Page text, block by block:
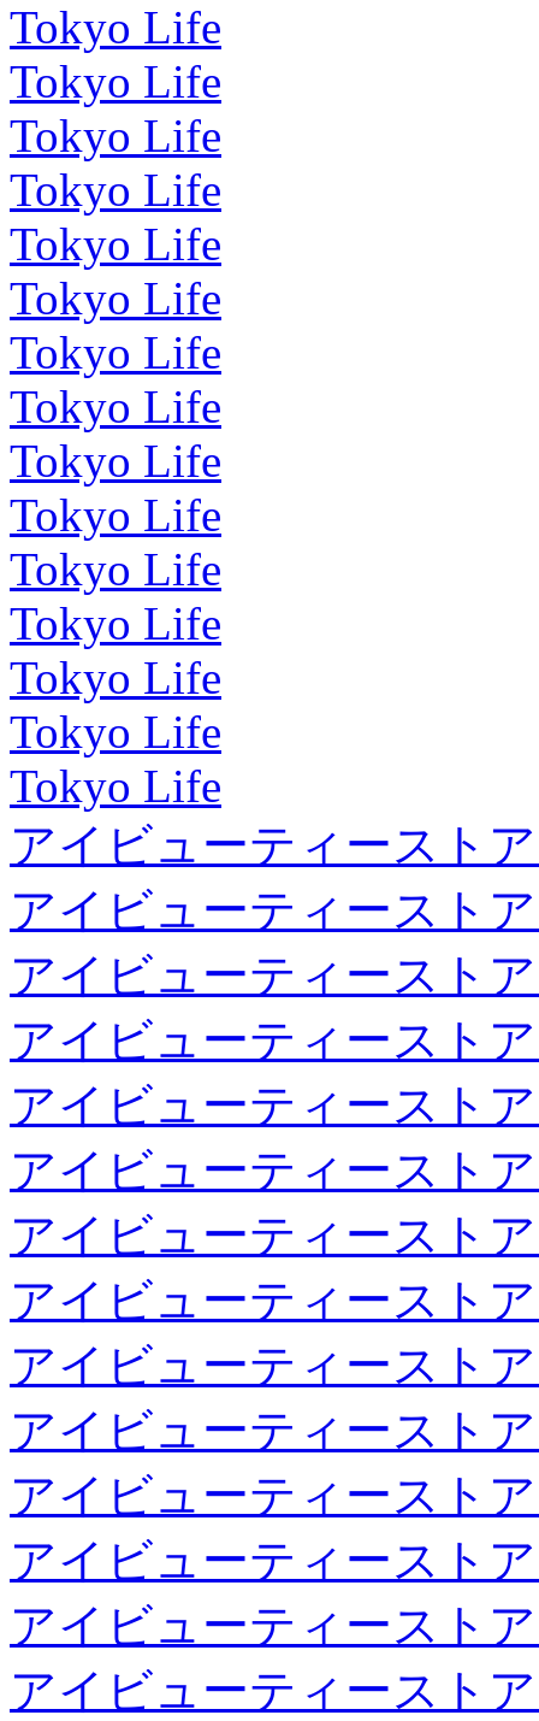
Tokyo Life
Tokyo Life
Tokyo Life
Tokyo Life
Tokyo Life
Tokyo Life
Tokyo Life
Tokyo Life
Tokyo Life
Tokyo Life
Tokyo Life
Tokyo Life
Tokyo Life
Tokyo Life
Tokyo Life
アイビューティースト
アイビューティースト
アイビューティースト
アイビューティースト
アイビューティースト
アイビューティースト
アイビューティースト
アイビューティースト
アイビューティースト
アイビューティースト
アイビューティースト
アイビューティースト
アイビューティースト
アイビューティースト